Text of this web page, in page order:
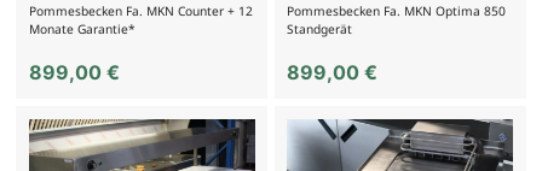
Pommesbecken Fa. MKN Counter + 12
Monate Garantie*
899,00 €
Pommesbecken Fa. MKN Optima 850
Standgerät
899,00€